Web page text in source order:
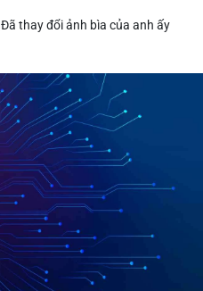
Đã thay đổi ảnh bìa của anh ấy